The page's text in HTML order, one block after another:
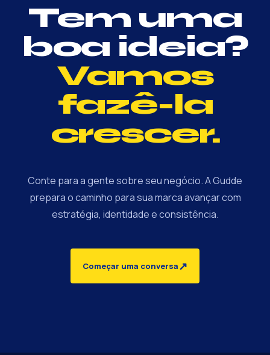
Tem uma
boa ideia?
Vamos
fazê-la
crescer.
Conte para a gente sobre seu negócio. A Gudde
prepara o caminho para sua marca avançar com
estratégia, identidade e consistência.
Começar uma conversa↗